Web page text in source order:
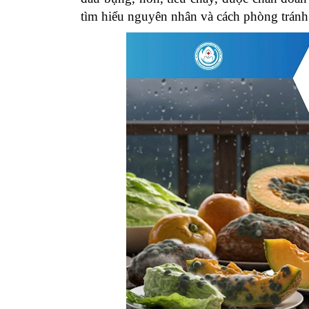
tìm hiểu nguyên nhân và cách phòng